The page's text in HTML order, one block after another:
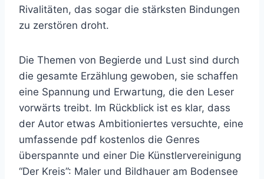
Rivalitäten, das sogar die stärksten Bindungen
zu zerstören droht.
Die Themen von Begierde und Lust sind durch
die gesamte Erzählung gewoben, sie schaffen
eine Spannung und Erwartung, die den Leser
vorwärts treibt. Im Rückblick ist es klar, dass
der Autor etwas Ambitioniertes versuchte, eine
umfassende pdf kostenlos die Genres
überspannte und einer Die Künstlervereinigung
“Der Kreis”: Maler und Bildhauer am Bodensee